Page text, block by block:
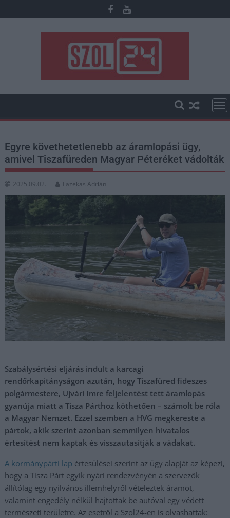
to
Egyre követhetetlenebb az áramlopási ügy,
amivel Tiszafüreden Magyar Péteréket vádolták
2025.09.02. Fazekas Adrián
Szabálysértési eljárás indult a karcagi
rendőrkapitányságon azután, hogy Tiszafüred fideszes
polgármestere, Ujvári Imre feljelentést tett áramlopás
gyanúja miatt a Tisza Párthoz köthetően – számolt be róla
a Magyar Nemzet. Ezzel szemben a HVG megkereste a
pártok, akik szerint azonban semmilyen hivatalos
értesítést nem kaptak és visszautasítják a vádakat.
A kormánypárti lap értesülései szerint az ügy alapját az képezi,
hogy a Tisza Párt egyik nyári rendezvényén a szervezők
állítólag egy nyilvános illemhelyről vételeztek áramot,
valamint engedély nélkül hajtottak be autóval egy védett
természeti területre. Az esetről a Szol24-en is olvashattak: